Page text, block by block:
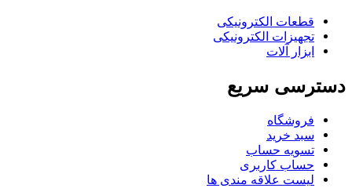
قطعات الکترونیکی
تجهیزات الکترونیکی
ابزار آلات
دسترسی سریع
فروشگاه
سبد خرید
تسویه حساب
حساب کاربری
لیست علاقه مندی ها